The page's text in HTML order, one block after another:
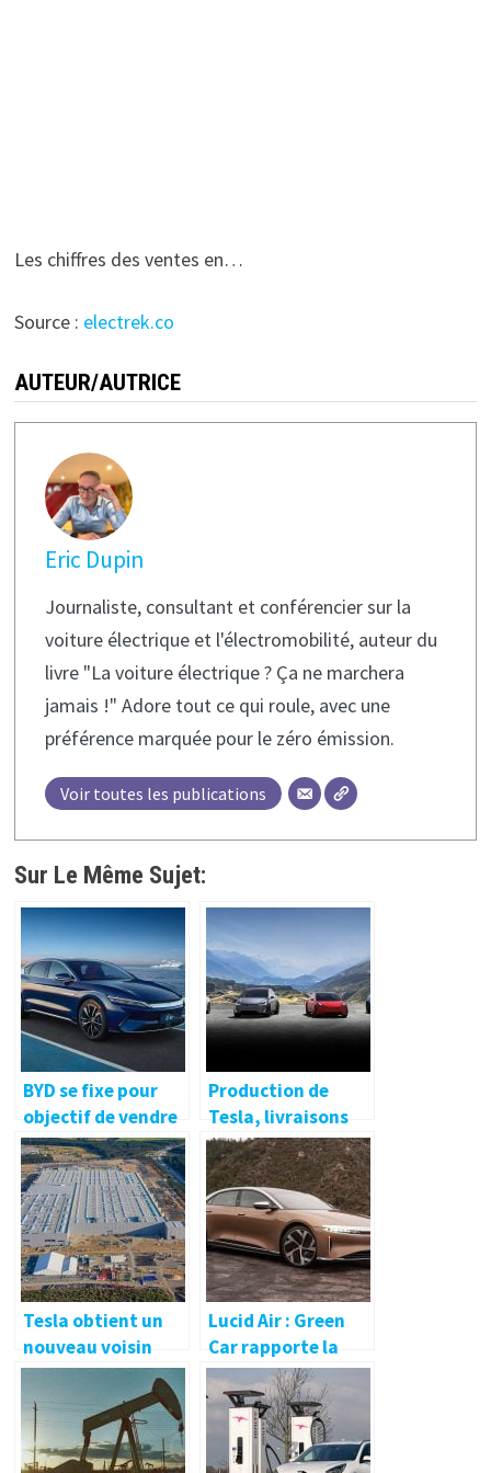
Les chiffres des ventes en…
Source : electrek.co
AUTEUR/AUTRICE
Eric Dupin
Journaliste, consultant et conférencier sur la
voiture électrique et l'électromobilité, auteur du
livre "La voiture électrique ? Ça ne marchera
jamais !" Adore tout ce qui roule, avec une
préférence marquée pour le zéro émission.
Voir toutes les publications
Sur Le Même Sujet:
BYD se fixe pour
objectif de vendre
jusqu’à 1,2 million
de NEV en 2022
Production de
Tesla, livraisons
jusqu’au
quatrième
trimestre 2021 :
forte
augmentation
Tesla obtient un
nouveau voisin
alors que le
syndicat allemand
IG Metall construit
un bureau près de
Lucid Air : Green
Car rapporte la
meilleure voiture à
acheter en 2022